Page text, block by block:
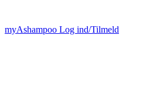
myAshampoo Log ind/Tilmeld